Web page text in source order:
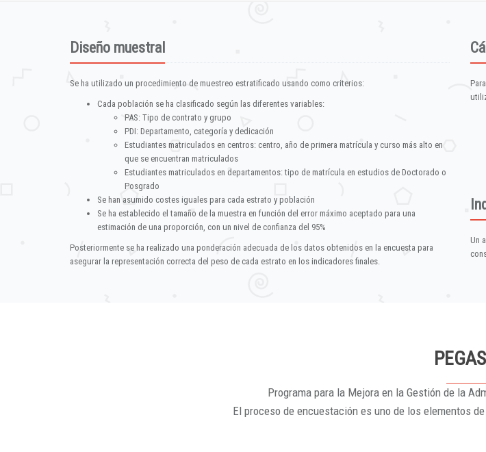
Diseño muestral
Se ha utilizado un procedimiento de muestreo estratificado usando como criterios:
Cada población se ha clasificado según las diferentes variables:
PAS: Tipo de contrato y grupo
PDI: Departamento, categoría y dedicación
Estudiantes matriculados en centros: centro, año de primera matrícula y curso más alto en
que se encuentran matriculados
Estudiantes matriculados en departamentos: tipo de matrícula en estudios de Doctorado o
Posgrado
Se han asumido costes iguales para cada estrato y población
Se ha establecido el tamaño de la muestra en función del error máximo aceptado para una
estimación de una proporción, con un nivel de confianza del 95%
Posteriormente se ha realizado una ponderación adecuada de los datos obtenidos en la encuesta para
asegurar la representación correcta del peso de cada estrato en los indicadores finales.
Un
Programa para la Mejora en la Gestión de la
El proceso de encuestación es uno de los elementos